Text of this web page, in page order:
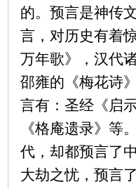
的。预言是神传
言，对历史有着
万年歌》，汉代
邵雍的《梅花诗
言有：圣经《启
《格庵遗录》等
代，却都预言了
大劫之忧，预言